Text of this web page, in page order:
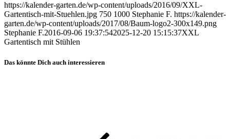
https://kalender-garten.de/wp-content/uploads/2016/09/XXL-
Gartentisch-mit-Stuehlen.jpg 750 1000 Stephanie F. https://kalender-
garten.de/wp-content/uploads/2017/08/Baum-logo2-300x149.png
Stephanie F.2016-09-06 19:37:542025-12-20 15:15:37XXL
Gartentisch mit Stühlen
Das könnte Dich auch interessieren